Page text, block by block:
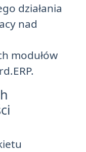
działania
nad
modułów